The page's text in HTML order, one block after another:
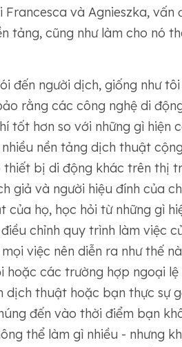
và Agnieszka,
tảng, cũng như làm cho nó
đến người dịch, giống như
rằng các công nghệ di
tốt hơn so với những gì hiện
nền tảng dịch thuật
bị di động khác trên thị
giả và người hiệu đính của
của họ, học hỏi từ những gì
chỉnh quy trình làm việc
việc nên diễn ra như thế
hoặc các trường hợp ngoại
dịch thuật hoặc bạn thực sự
đến vào thời điểm bạn
thể làm gì nhiều - nhưng